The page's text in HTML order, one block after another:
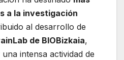
a la investigación
al desarrollo de
de BIOBizkaia,
intensa actividad de